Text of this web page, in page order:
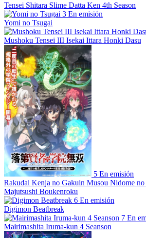
Tensei Shitara Slime Datta Ken 4th Season
3 En emisión
Yomi no Tsugai
Mushoku Tensei III Isekai Ittara Honki Dasu
5 En emisión
Rakudai Kenja no Gakuin Musou Nidome no
Majutsushi Boukenroku
6 En emisión
Digimon Beatbreak
7 En
Mairimashita Iruma-kun 4 Seanson